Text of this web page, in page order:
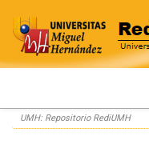
Skip
navigation
UMH: Repositorio RediUMH